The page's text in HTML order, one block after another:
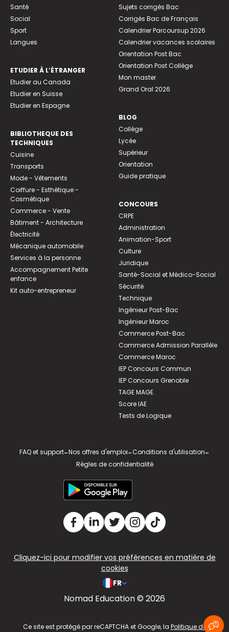
Santé
Social
Sport
Langues
ETUDIER À L’ÉTRANGER
Etudier au Canada
Etudier en Suisse
Etudier en Espagne
BIBLIOTHEQUE DES
TECHNIQUES
Cuisine
Transports
Mode - Vêtements
Coiffure - Esthétique -
Cosmétique
Commerce - Vente
Bâtiment - Architecture
Électricité
Mécanique automobile
Services à la personne
Accompagnement Petite
enfance
Kit auto-entrepreneur
Sujets corrigés Bac
Corrigés Bac de Français
Calendrier Parcoursup 2026
Calendrier vacances scolaires
Orientation Post Bac
Orientation Post Collège
Mon master
Grand Oral 2026
BLOG
Collège
Lycée
Supérieur
Orientation
Guide pratique
CONCOURS
CRPE
Administration
Animation-Sport
Culture
Juridique
Santé-Social et Médico-Social
Sécurité
Technique
Ingénieur Post-Bac
Ingénieur Maroc
Commerce Post-Bac
Commerce Admission Parallèle
Commerce Maroc
IEP Concours Commun
IEP Concours Grenoble
TAGE MAGE
Score IAE
Tests de Logique
FAQ et support-Nos offres d'emploi-Conditions d'utilisation-
Règles de confidentialité
Cliquez-ici pour modifier vos préférences en matière de
cookies
FR
Nomad Education © 2026
Ce site est protégé par reCAPTCHA et Google, la Politique de